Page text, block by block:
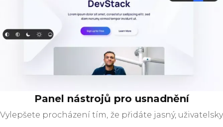
Panel nástrojů pro usnadnění
Vylepšete procházení tím, že přidáte jasný, uživatelsky